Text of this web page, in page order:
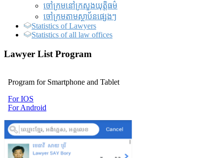
ចៅក្រមនៅក្រសួងយុត្តិធម៌
ចៅក្រមតាមស្ថាប័នផ្សេងៗ
Statistics of Lawyers
Statistics of all law offices
Lawyer List Program
Program for Smartphone and Tablet
For IOS
For Android